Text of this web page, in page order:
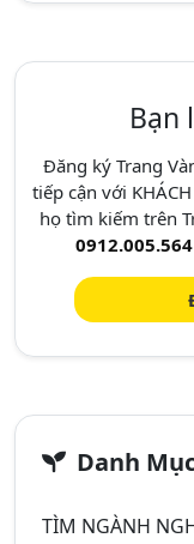
Bạn
Đăng ký Trang
tiếp cận với
họ tìm kiếm trên
0912.005.564
Danh
TÌM NGÀNH